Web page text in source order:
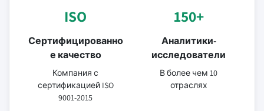
ISO
Сертифицированно
е качество
Компания с
сертификацией ISO
9001-2015
150+
Аналитики-
исследователи
В более чем 10
отраслях